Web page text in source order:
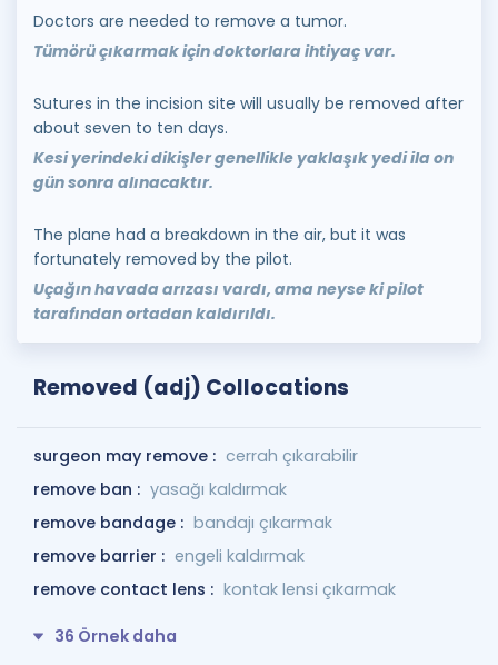
Doctors are needed to remove a tumor.
Tümörü çıkarmak için doktorlara ihtiyaç var.
Sutures in the incision site will usually be removed after
about seven to ten days.
Kesi yerindeki dikişler genellikle yaklaşık yedi ila on
gün sonra alınacaktır.
The plane had a breakdown in the air, but it was
fortunately removed by the pilot.
Uçağın havada arızası vardı, ama neyse ki pilot
tarafından ortadan kaldırıldı.
Removed (adj) Collocations
surgeon may remove : cerrah çıkarabilir
remove ban : yasağı kaldırmak
remove bandage : bandajı çıkarmak
remove barrier : engeli kaldırmak
remove contact lens : kontak lensi çıkarmak
36 Örnek daha